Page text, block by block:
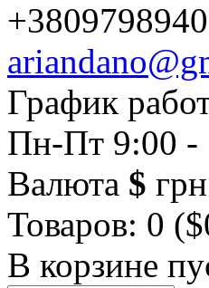
График
Пн-Пт 9:00 -
Валюта $ грн
Товаров: 0
В корзине